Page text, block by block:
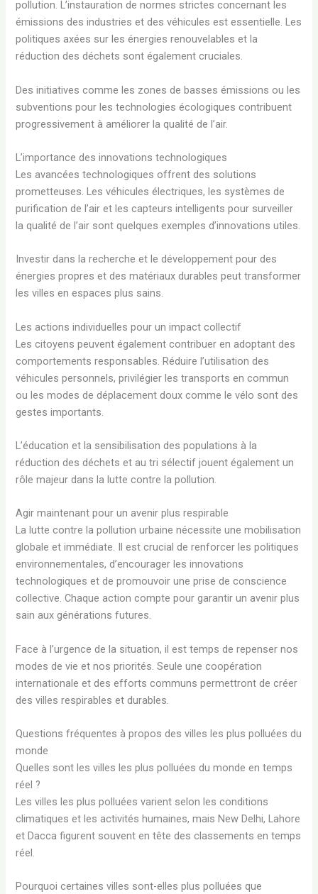
pollution. L’instauration de normes strictes concernant les
émissions des industries et des véhicules est essentielle. Les
politiques axées sur les énergies renouvelables et la
réduction des déchets sont également cruciales.
Des initiatives comme les zones de basses émissions ou les
subventions pour les technologies écologiques contribuent
progressivement à améliorer la qualité de l’air.
L’importance des innovations technologiques
Les avancées technologiques offrent des solutions
prometteuses. Les véhicules électriques, les systèmes de
purification de l’air et les capteurs intelligents pour surveiller
la qualité de l’air sont quelques exemples d’innovations utiles.
Investir dans la recherche et le développement pour des
énergies propres et des matériaux durables peut transformer
les villes en espaces plus sains.
Les actions individuelles pour un impact collectif
Les citoyens peuvent également contribuer en adoptant des
comportements responsables. Réduire l’utilisation des
véhicules personnels, privilégier les transports en commun
ou les modes de déplacement doux comme le vélo sont des
gestes importants.
L’éducation et la sensibilisation des populations à la
réduction des déchets et au tri sélectif jouent également un
rôle majeur dans la lutte contre la pollution.
Agir maintenant pour un avenir plus respirable
La lutte contre la pollution urbaine nécessite une mobilisation
globale et immédiate. Il est crucial de renforcer les politiques
environnementales, d’encourager les innovations
technologiques et de promouvoir une prise de conscience
collective. Chaque action compte pour garantir un avenir plus
sain aux générations futures.
Face à l’urgence de la situation, il est temps de repenser nos
modes de vie et nos priorités. Seule une coopération
internationale et des efforts communs permettront de créer
des villes respirables et durables.
Questions fréquentes à propos des villes les plus polluées du
monde
Quelles sont les villes les plus polluées du monde en temps
réel ?
Les villes les plus polluées varient selon les conditions
climatiques et les activités humaines, mais New Delhi, Lahore
et Dacca figurent souvent en tête des classements en temps
réel.
Pourquoi certaines villes sont-elles plus polluées que